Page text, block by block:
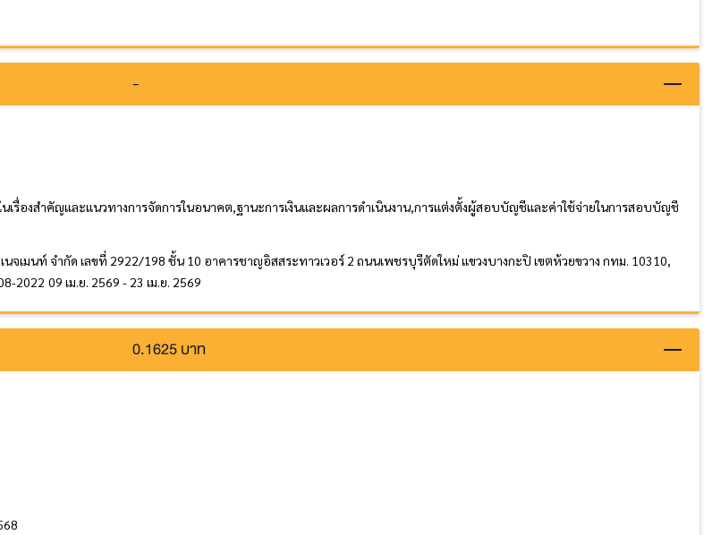
-
เรื่องสำคัญและแนวทางการจัดการในอนาคต,ฐานะการเงินและผลการดำเนินงาน,การแต่งตั้งผู้สอบบัญชีและค่าใช้จ่ายในการสอบบัญชี
จเมนท์ จำกัด เลขที่ 2922/198 ชั้น 10 อาคารชาญอิสสระทาวเวอร์ 2 ถนนเพชรบุรีตัดใหม่ แขวงบางกะปิ เขตห้วยขวาง กทม. 10310,
2022 09 เม.ย. 2569 - 23 เม.ย. 2569
0.1625 บาท